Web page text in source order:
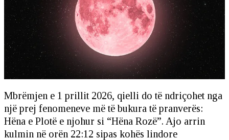
Mbrëmjen e 1 prillit 2026, qielli do të ndriçohet nga
një prej fenomeneve më të bukura të pranverës:
Hëna e Plotë e njohur si “Hëna Rozë”. Ajo arrin
kulmin në orën 22:12 sipas kohës lindore